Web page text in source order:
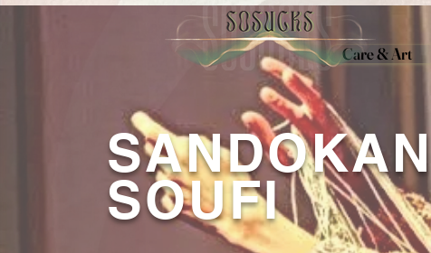
Care & Art
SANDOKAN
SOUFI